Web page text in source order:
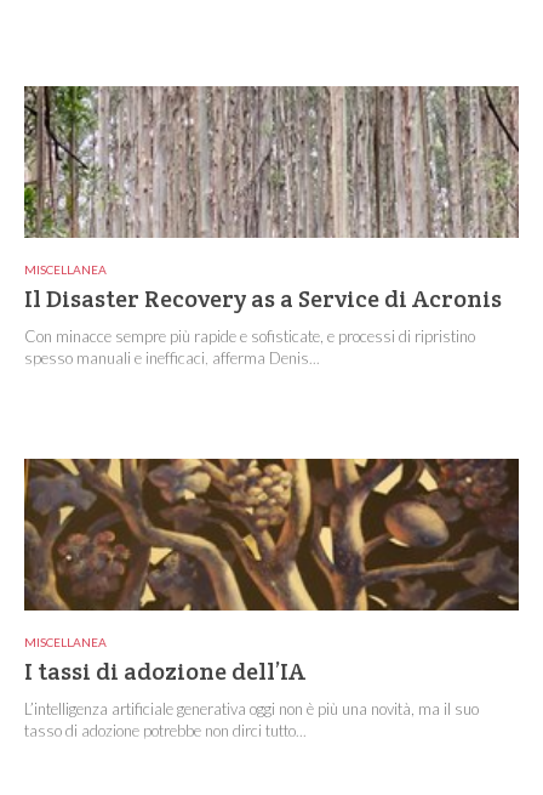
MISCELLANEA
Il Disaster Recovery as a Service di Acronis
Con minacce sempre più rapide e sofisticate, e processi di ripristino
spesso manuali e inefficaci, afferma Denis...
MISCELLANEA
I tassi di adozione dell’IA
L’intelligenza artificiale generativa oggi non è più una novità, ma il suo
tasso di adozione potrebbe non dirci tutto...